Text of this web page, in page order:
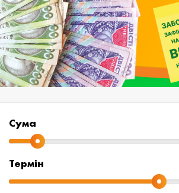
Cума
Термін